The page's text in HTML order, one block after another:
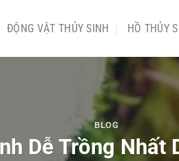
ĐỘNG VẬT THỦY SINH HỒ THỦY
BLOG
Dễ Trồng